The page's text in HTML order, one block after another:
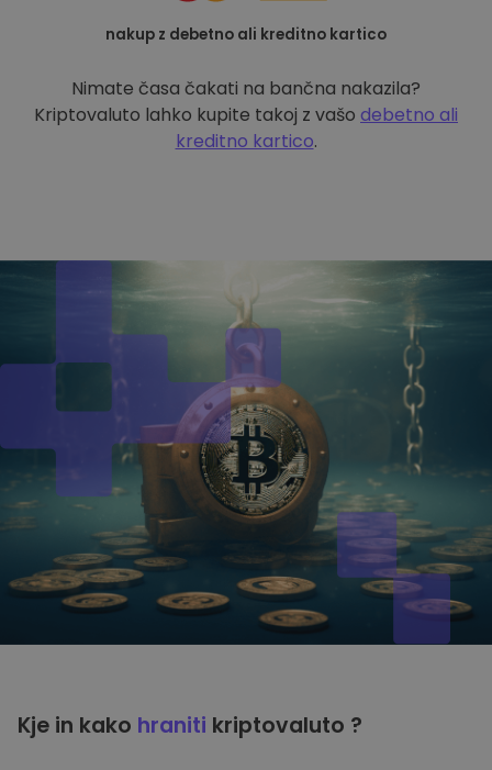
nakup z debetno ali kreditno kartico
Nimate časa čakati na bančna nakazila?
Kriptovaluto lahko kupite takoj z vašo debetno ali
kreditno kartico.
Kje in kako hraniti kriptovaluto ?